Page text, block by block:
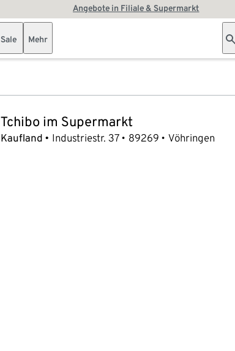
Angebote in Filiale & Supermarkt
Sale Mehr
Tchibo im Supermarkt
Kaufland Industriestr. 37 89269 Vöhringen